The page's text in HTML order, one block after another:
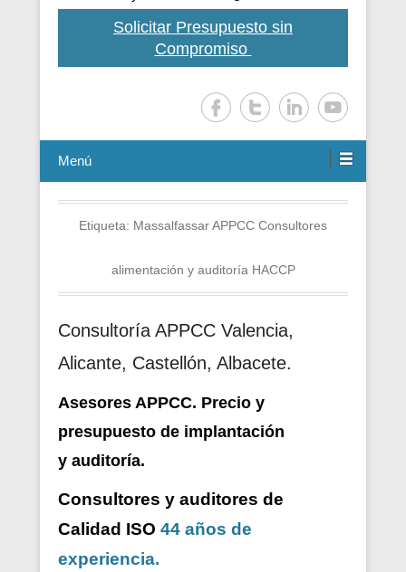
Solicitar Presupuesto sin
Compromiso
Menú
Etiqueta: Massalfassar APPCC Consultores
alimentación y auditoría HACCP
Consultoría APPCC Valencia,
Alicante, Castellón, Albacete.
Asesores APPCC. Precio y
presupuesto de implantación
y auditoría.
Consultores y auditores de
Calidad ISO 44 años de
experiencia.